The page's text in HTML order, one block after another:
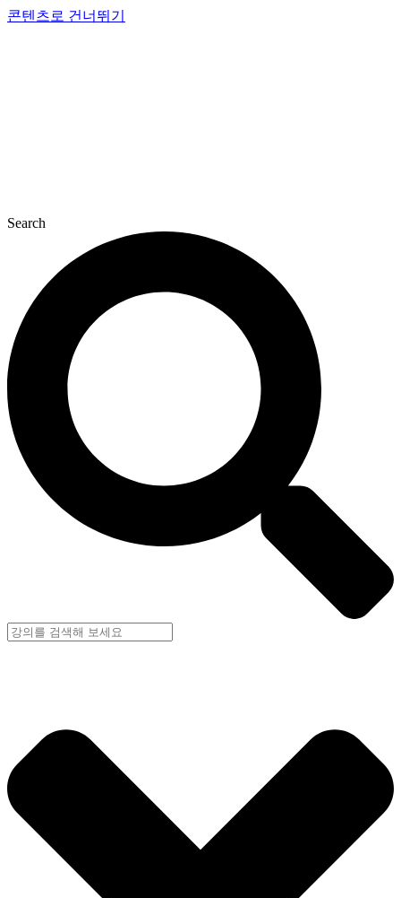
콘텐츠로 건너뛰기
Search